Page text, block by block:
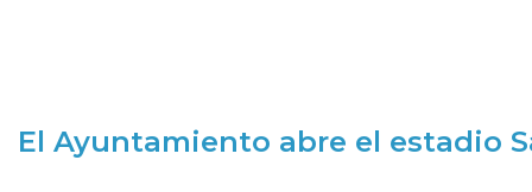
El Ayuntamiento abre el estadio